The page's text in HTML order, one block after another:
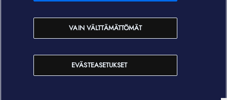
Elisan myymälät
EVÄSTEASETUKSET
VAIN VÄLTTÄMÄTTÖMÄT